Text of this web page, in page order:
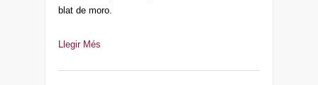
blat de moro.
Llegir Més